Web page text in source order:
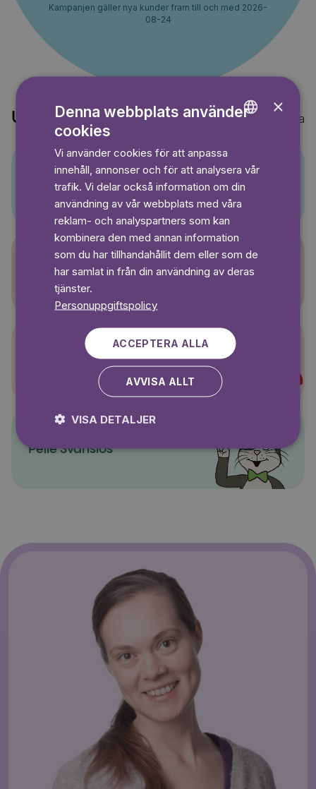
Kampanjen gäller nya kunder fram till och med 2026-
08-24
Upptäck också Visa alla
Sagasagor
Super-Charlie
Pelle Svanslös
×
Denna webbplats använder
cookies
Vi använder cookies för att anpassa
innehåll, annonser och för att analysera vår
trafik. Vi delar också information om din
användning av vår webbplats med våra
reklam- och analyspartners som kan
kombinera den med annan information
som du har tillhandahållit dem eller som de
har samlat in från din användning av deras
tjänster.
Personuppgiftspolicy
ACCEPTERA ALLA
AVVISA ALLT
VISA DETALJER